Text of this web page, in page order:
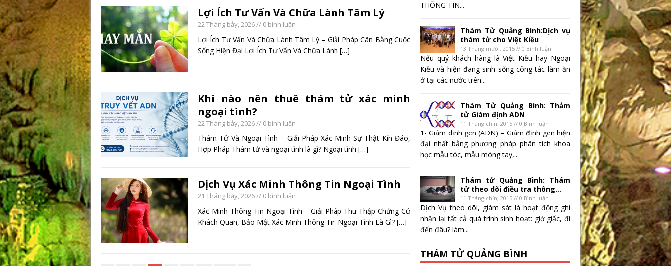
Lợi Ích Tư Vấn Và Chữa Lành Tâm Lý
22 Tháng bảy, 2026// 0 bình luận
Lợi Ích Tư Vấn Và Chữa Lành Tâm Lý – Giải Pháp Cân Bằng Cuộc
Sống Hiện Đại Lợi Ích Tư Vấn Và Chữa Lành […]
Khi nào nên thuê thám tử xác minh
ngoại tình?
22 Tháng bảy, 2026// 0 bình luận
Thám Tử Và Ngoại Tình – Giải Pháp Xác Minh Sự Thật Kín Đáo,
Hợp Pháp Thám tử và ngoại tình là gì? Ngoại tình […]
Dịch Vụ Xác Minh Thông Tin Ngoại Tình
21 Tháng bảy, 2026// 0 bình luận
Xác Minh Thông Tin Ngoại Tình – Giải Pháp Thu Thập Chứng Cứ
Khách Quan, Bảo Mật Xác Minh Thông Tin Ngoại Tình Là Gì? […]
THÔNG TIN...
Thám Tử Quảng Bình:Dịch vụ
thám tử cho Việt Kiều
13 Tháng mười, 2015 // 0 Bình luận
Nếu quý khách hàng là Việt Kiều hay Ngoại
Kiều và hiện đang sinh sống công tác làm ăn
ở tại các nước trên...
Thám Tử Quảng Bình: Thảm
tử Giám định ADN
11 Tháng chín, 2015 // 0 Bình luận
1- Giám dịnh gen (ADN) – Giám định gen hiện
đại nhất bằng phương pháp phân tích khoa
học mẫu tóc, mẫu móng tay,...
Thám tử Quảng Bình: Thám
tử theo dõi điều tra thông...
11 Tháng chín, 2015 // 0 Bình luận
Dịch Vụ theo dõi, giám sát là hoạt động ghi
nhận lại tất cả quá trình sinh hoạt: giờ giấc, đi
đến đâu? làm...
THÁM TỬ QUẢNG BÌNH